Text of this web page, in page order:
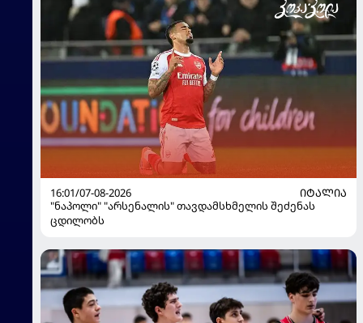
16:01/07-08-2026
ᲘᲢᲐᲚᲘᲐ
"ნაპოლი" "არსენალის" თავდამსხმელის შეძენას
ცდილობს